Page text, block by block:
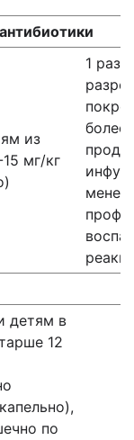
из
мг/кг
1 раз
более
детям в
12
по